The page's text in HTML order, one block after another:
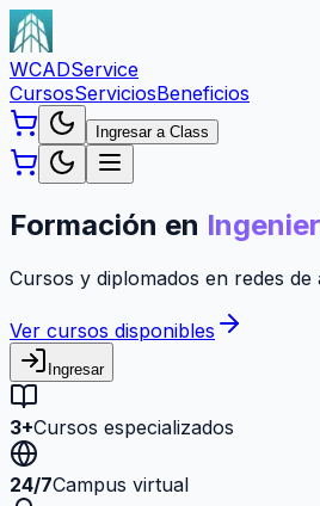
WCADService
CursosServiciosBeneficios
Ingresar a Class
Formación en
Cursos y diplomados en redes
Ver cursos disponibles
Ingresar
3+Cursos especializados
24/7Campus virtual